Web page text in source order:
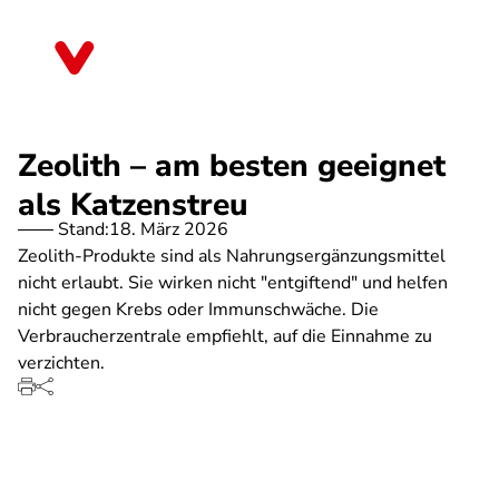
Zeolith – am besten geeignet
als Katzenstreu
Stand:18. März 2026
Zeolith-Produkte sind als Nahrungsergänzungsmittel
nicht erlaubt. Sie wirken nicht "entgiftend" und helfen
nicht gegen Krebs oder Immunschwäche. Die
Verbraucherzentrale empfiehlt, auf die Einnahme zu
verzichten.